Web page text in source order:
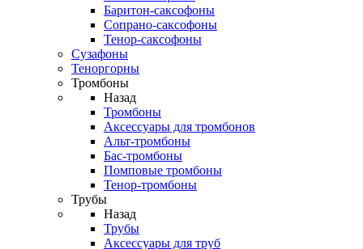
Баритон-саксофоны
Сопрано-саксофоны
Тенор-саксофоны
Сузафоны
Теноргорны
Тромбоны
Назад
Тромбоны
Аксессуары для тромбонов
Альт-тромбоны
Бас-тромбоны
Помповые тромбоны
Тенор-тромбоны
Трубы
Назад
Трубы
Аксессуары для труб